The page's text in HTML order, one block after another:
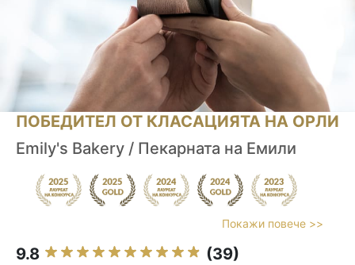
ПОБЕДИТЕЛ ОТ КЛАСАЦИЯТА НА ОРЛИ
Emily's Bakery / Пекарната на Емили
Покажи повече >>
9.8 (39)